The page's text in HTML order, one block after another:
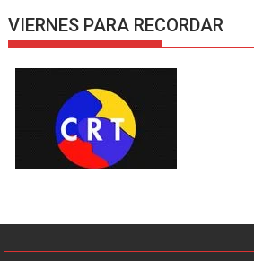
VIERNES PARA RECORDAR